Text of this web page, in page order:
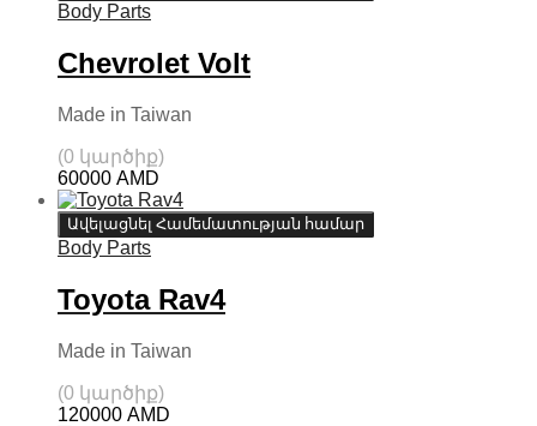
Body Parts
Chevrolet Volt
Made in Taiwan
(0 կարծիք)
60000 AMD
Ավելացնել Համեմատության համար
Body Parts
Toyota Rav4
Made in Taiwan
(0 կարծիք)
120000 AMD